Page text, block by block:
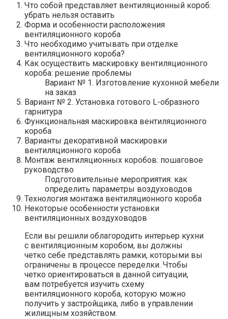
Что собой представляет вентиляционный короб:
убрать нельзя оставить
Форма и особенности расположения
вентиляционного короба
Что необходимо учитывать при отделке
вентиляционного короба?
Как осуществить маскировку вентиляционного
короба: решение проблемы
Вариант № 1. Изготовление кухонной мебели
на заказ
Вариант № 2. Установка готового L-образного
гарнитура
Функциональная маскировка вентиляционного
короба
Варианты декоративной маскировки
вентиляционного короба
Монтаж вентиляционных коробов: пошаговое
руководство
Подготовительные мероприятия: как
определить параметры воздуховодов
Технология монтажа вентиляционного короба
Некоторые особенности установки
вентиляционных воздуховодов
Если вы решили облагородить интерьер кухни
с вентиляционным коробом, вы должны
четко себе представлять рамки, которыми вы
ограничены в процессе переделки. Чтобы
четко ориентироваться в данной ситуации,
вам потребуется изучить схему
вентиляционного короба, которую можно
получить у застройщика, либо в управлении
жилищным хозяйством.